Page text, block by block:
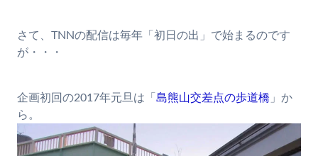
さて、TNNの配信は毎年「初日の出」で始まるのです
が・・・
企画初回の2017年元旦は「 島熊山交差点の歩道橋 」か
ら。